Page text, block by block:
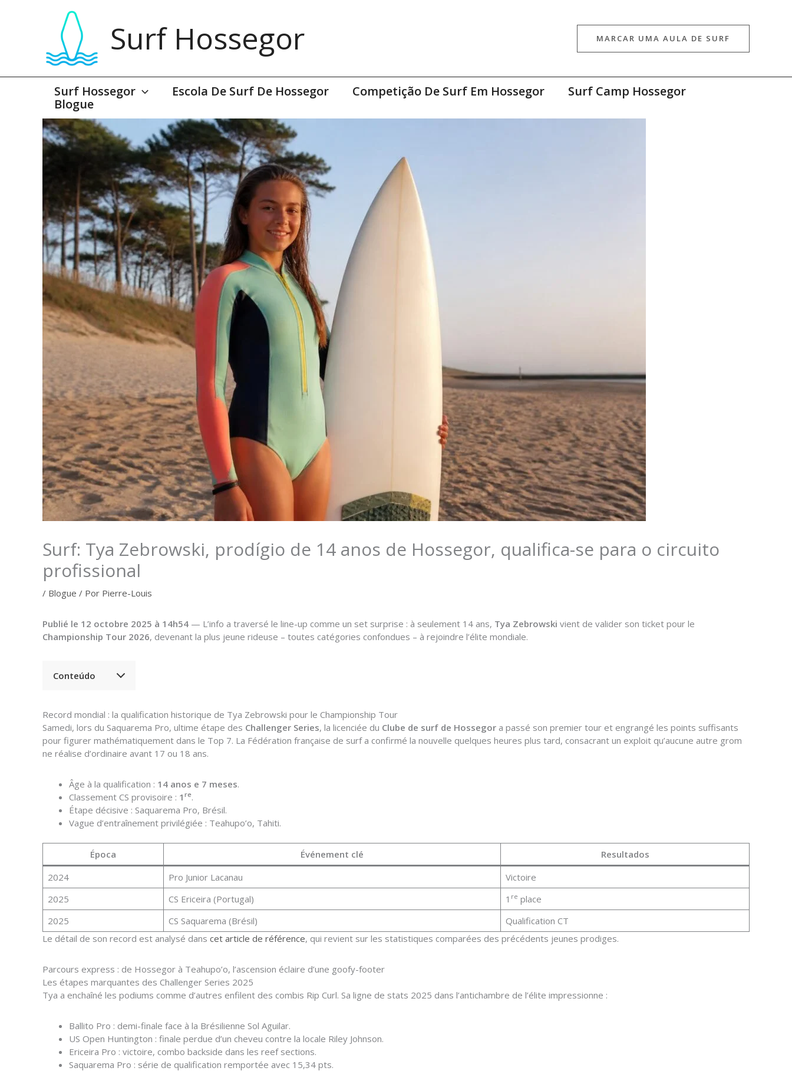
Surf Hossegor MARCAR UMA AULA DE SURF
Surf Hossegor Escola De Surf De Hossegor Competição De Surf Em Hossegor
Surf Camp Hossegor
Blogue
Surf: Tya Zebrowski, prodígio de 14 anos de Hossegor, qualifica-se para o circuito
profissional
/ Blogue / Por Pierre-Louis
Publié le 12 octobre 2025 à 14h54 — L’info a traversé le line-up comme un set surprise : à seulement 14 ans, Tya Zebrowski vient de valider son ticket pour le
Championship Tour 2026, devenant la plus jeune rideuse – toutes catégories confondues – à rejoindre l’élite mondiale.
Conteúdo
Record mondial : la qualification historique de Tya Zebrowski pour le Championship Tour
Samedi, lors du Saquarema Pro, ultime étape des Challenger Series, la licenciée du Clube de surf de Hossegor a passé son premier tour et engrangé les points suffisants
pour figurer mathématiquement dans le Top 7. La Fédération française de surf a confirmé la nouvelle quelques heures plus tard, consacrant un exploit qu’aucune autre grom
ne réalise d’ordinaire avant 17 ou 18 ans.
Âge à la qualification : 14 anos e 7 meses.
Classement CS provisoire : 1 re.
Étape décisive : Saquarema Pro, Brésil.
Vague d’entraînement privilégiée : Teahupo’o, Tahiti.
Época Événement clé
Resultados
2024
Pro Junior Lacanau
Victoire
2025
CS Ericeira (Portugal) 1 re place
2025
CS Saquarema (Brésil)
Qualification CT
Le détail de son record est analysé dans cet article de référence, qui revient sur les statistiques comparées des précédents jeunes prodiges.
Parcours express : de Hossegor à Teahupo’o, l’ascension éclaire d’une goofy-footer
Les étapes marquantes des Challenger Series 2025
Tya a enchaîné les podiums comme d’autres enfilent des combis Rip Curl. Sa ligne de stats 2025 dans l’antichambre de l’élite impressionne :
Ballito Pro : demi-finale face à la Brésilienne Sol Aguilar.
US Open Huntington : finale perdue d’un cheveu contre la locale Riley Johnson.
Ericeira Pro : victoire, combo backside dans les reef sections.
Saquarema Pro : série de qualification remportée avec 15,34 pts.